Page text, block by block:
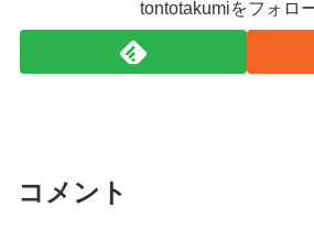
tontotakumiをフォロ
コメント